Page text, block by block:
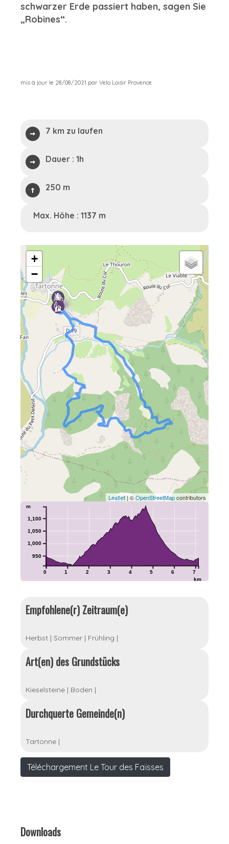
schwarzer Erde passiert haben, sagen Sie
„Robines“.
mis à jour le 28/08/2021 par Velo Loisir Provence
7 km zu laufen
Dauer : 1h
250 m
Max. Höhe : 1137 m
+
−
Leaflet | ©OpenStreetMapcontributors
0 1 2 3 4 5 6 7
km
950
1,000
1,050
1,100
m
Empfohlene(r) Zeitraum(e)
Herbst | Sommer | Frühling |
Art(en) des Grundstücks
Kieselsteine | Boden |
Durchquerte Gemeinde(n)
Tartonne |
Téléchargement Le Tour des Faïsses
Downloads